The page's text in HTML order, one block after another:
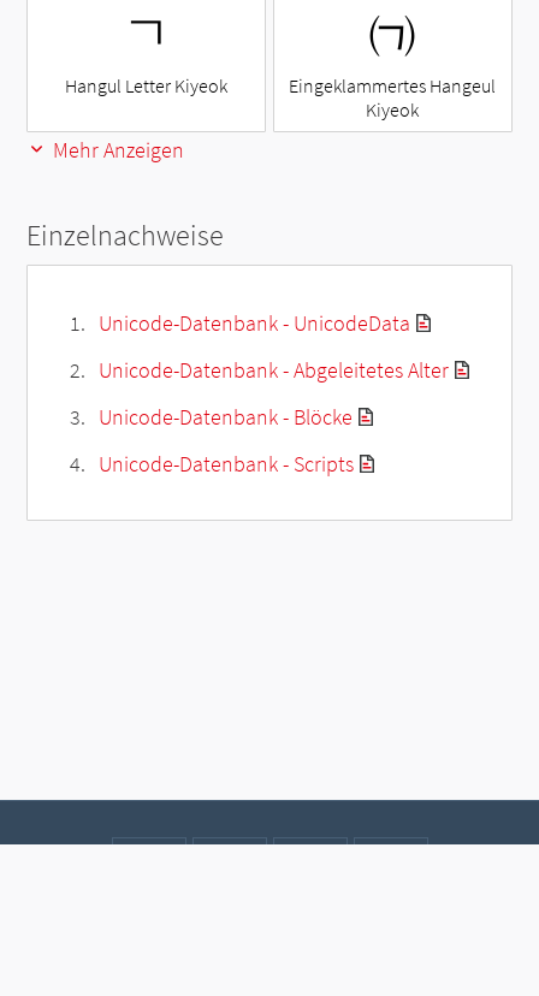
ㄱ
Hangul Letter Kiyeok
㈀
Eingeklammertes Hangeul
Kiyeok
Mehr Anzeigen
Einzelnachweise
Unicode-Datenbank - UnicodeData
Unicode-Datenbank - Abgeleitetes Alter
Unicode-Datenbank - Blöcke
Unicode-Datenbank - Scripts